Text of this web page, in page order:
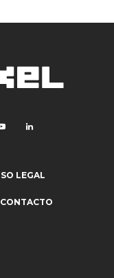
LEGAL
CONTACTO